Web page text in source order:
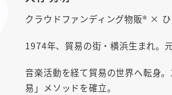
クラウドファンディング物販® ×
1974年、貿易の街・横浜生まれ。
音楽活動を経て貿易の世界へ転身
易」メソッドを確立。